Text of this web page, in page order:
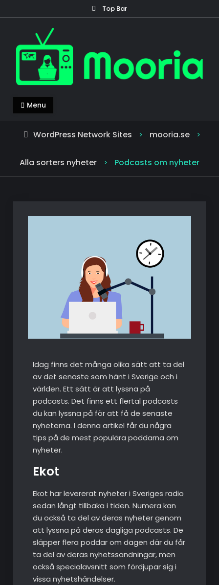
to
Top Bar
mooria.se
Mooria – allt du behöver veta om nyheter!
Menu
WordPress Network Sites > mooria.se >
Alla sorters nyheter > Podcasts om nyheter
Idag finns det många olika sätt att ta del
av det senaste som hänt i Sverige och i
världen. Ett sätt är att lyssna på
podcasts. Det finns ett flertal podcasts
du kan lyssna på för att få de senaste
nyheterna. I denna artikel får du några
tips på de mest populära poddarna om
nyheter.
Ekot
Ekot har levererat nyheter i Sveriges radio
sedan långt tillbaka i tiden. Numera kan
du också ta del av deras nyheter genom
att lyssna på deras dagliga podcasts. De
släpper flera poddar om dagen där du får
ta del av deras nyhetssändningar, men
också specialavsnitt som fördjupar sig i
vissa nyhetshändelser.